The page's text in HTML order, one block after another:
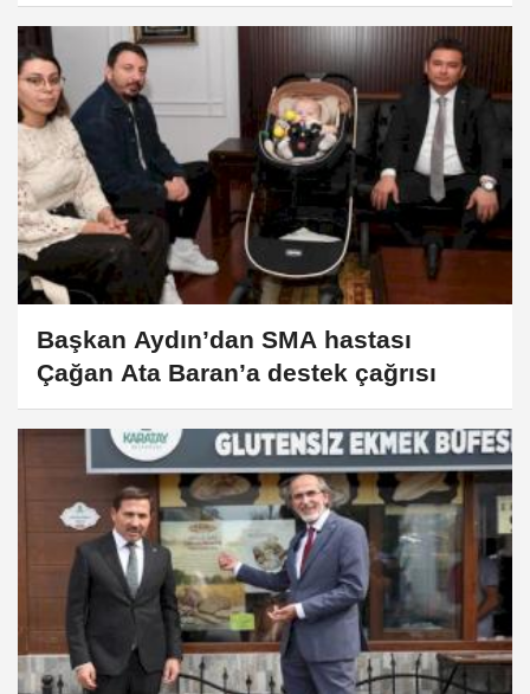
Başkan Aydın’dan SMA hastası
Çağan Ata Baran’a destek çağrısı